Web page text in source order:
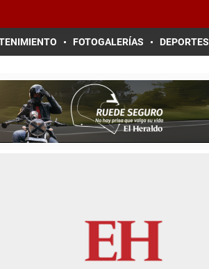
FOTOGALERÍAS DEPORTES